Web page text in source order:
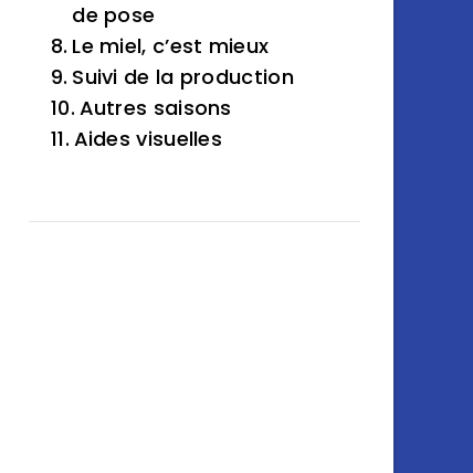
de pose
Le miel, c’est mieux
Suivi de la production
Autres saisons
Aides visuelles